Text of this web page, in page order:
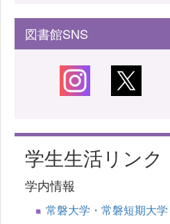
図書館SNS
学生生活リンク
学内情報
常磐大学・常磐短期大学